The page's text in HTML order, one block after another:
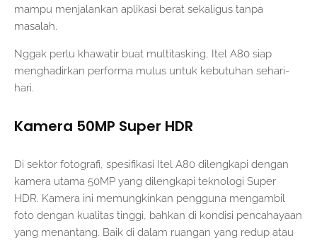
mampu menjalankan aplikasi berat sekaligus tanpa
masalah.
Nggak perlu khawatir buat multitasking, Itel A80 siap
menghadirkan performa mulus untuk kebutuhan sehari-
hari.
Kamera 50MP Super HDR
Di sektor fotografi, spesifikasi Itel A80 dilengkapi dengan
kamera utama 50MP yang dilengkapi teknologi Super
HDR. Kamera ini memungkinkan pengguna mengambil
foto dengan kualitas tinggi, bahkan di kondisi pencahayaan
yang menantang. Baik di dalam ruangan yang redup atau